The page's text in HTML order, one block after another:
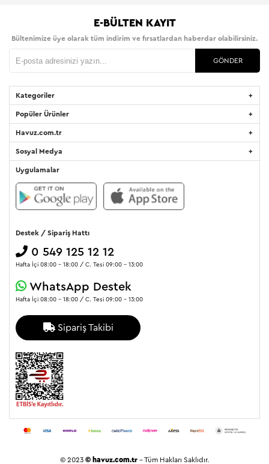
E-BÜLTEN KAYIT
Bültenimize üye olarak tüm indirim ve fırsatlardan haberdar olabilirsiniz.
GÖNDER
Kategoriler
Popüler Ürünler
Havuz.com.tr
Sosyal Medya
Uygulamalar
Destek / Sipariş Hattı
0 549 125 12 12
Hafta İçi 08:00 - 18:00 / C. Tesi 09:00 - 13:00
WhatsApp Destek
Hafta İçi 08:00 - 18:00 / C. Tesi 09:00 - 13:00
Sipariş Takibi
© 2023 © havuz.com.tr - Tüm Hakları Saklıdır.